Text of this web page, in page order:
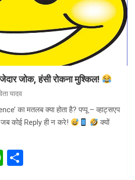
p
जोक, हंसी रोकना मुश्किल!
यादव
का मतलब क्या होता है? पप्पू – व्हाट्सएप
कोई Reply ही न करे!
क्यों
W